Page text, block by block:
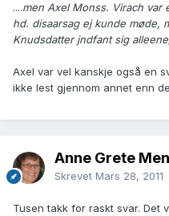
....men Axel Monss. Virach var
hd. disaarsag ej kunde møde,
Knudsdatter jndfant sig alleene
Axel var vel kanskje også en
ikke lest gjennom annet enn
Anne Grete
Skrevet Mars 28, 2011
Tusen takk for raskt svar. Det